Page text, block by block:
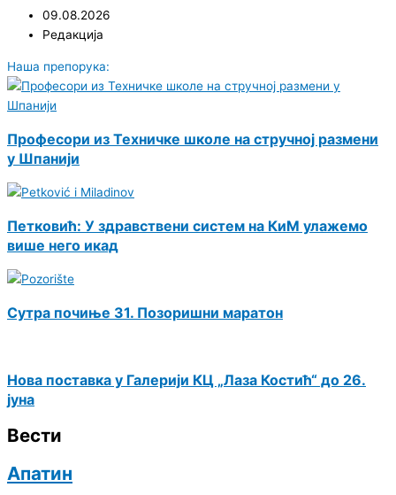
09.08.2026
Редакција
Наша препорука:
Професори из Техничке школе на стручној размени
у Шпанији
Петковић: У здравствени систем на КиМ улажемо
више него икад
Сутра почиње 31. Позоришни маратон
Нова поставка у Галерији КЦ „Лаза Костић“ до 26.
јуна
Вести
Апатин